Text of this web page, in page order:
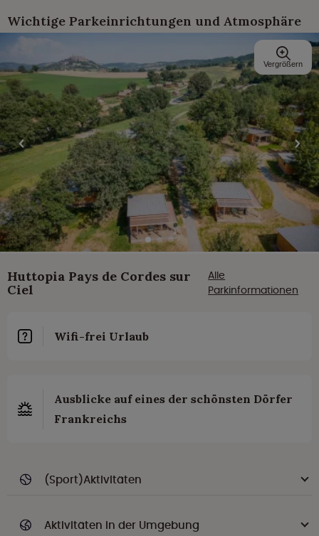
Wichtige Parkeinrichtungen und Atmosphäre
Vergrößern
Huttopia Pays de Cordes sur
Ciel
Alle
Parkinformationen
Wifi-frei Urlaub
Ausblicke auf eines der schönsten Dörfer
Frankreichs
(Sport)Aktivitäten
Aktivitäten in der Umgebung